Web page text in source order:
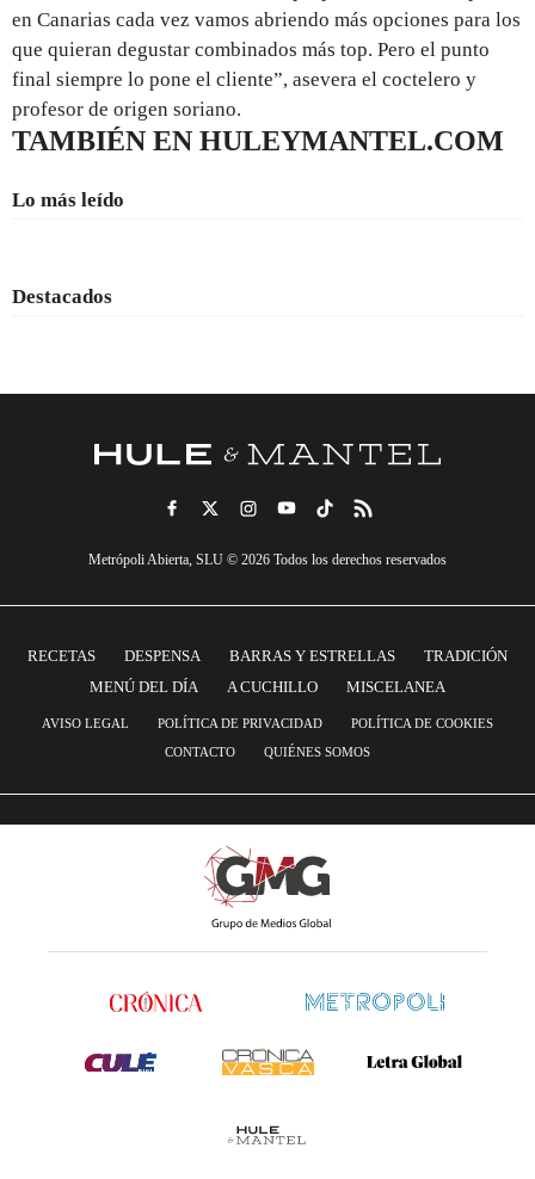
en Canarias cada vez vamos abriendo más opciones para los
que quieran degustar combinados más top. Pero el punto
final siempre lo pone el cliente”, asevera el coctelero y
profesor de origen soriano.
TAMBIÉN EN HULEYMANTEL.COM
Lo más leído
Destacados
Metrópoli Abierta, SLU © 2026 Todos los derechos reservados
RECETAS DESPENSA BARRAS Y ESTRELLAS
TRADICIÓN
MENÚ DEL DÍA
A CUCHILLO MISCELANEA
AVISO LEGAL POLÍTICA DE PRIVACIDAD
POLÍTICA DE COOKIES
CONTACTO
QUIÉNES SOMOS